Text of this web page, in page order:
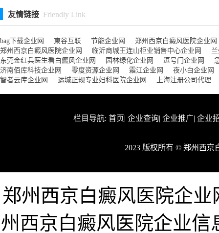
友情链接 Friendly Link
bag下载企业网 東谷互联 节能企业网
郑州西京白癜风医院企业网
郑州西京白癜风医院企业网
临沂商城王连山柜业销售中心企业网
东莞金红兵医生看白癜风企业网
园林绿化企业网 逗号门企业网
济南佰库科技企业网
零度资源企业网 霜江企业网
夜小白企业网
智者云库企业网
运城正规专业妇科医院企业网 上海注册公司代理
栏目导航: 首页| 企业查询| 企业推广| 企业
2023 版权所有 © 郑州西
郑州西京白癜风医院企业
州西京白癜风医院企业